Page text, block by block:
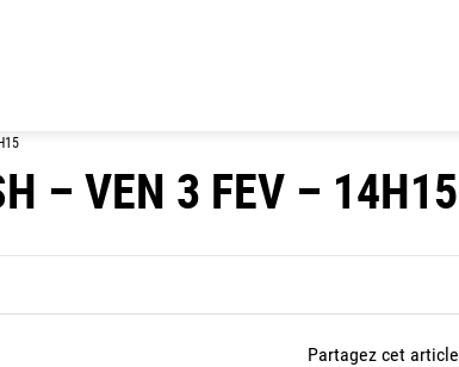
– VEN 3 FEV – 14H15
Partagez cet article